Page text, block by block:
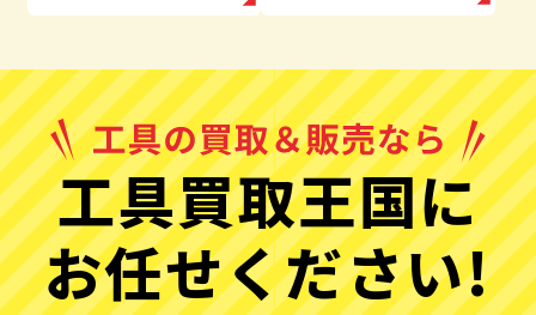
工具買取王国に
お任せください!